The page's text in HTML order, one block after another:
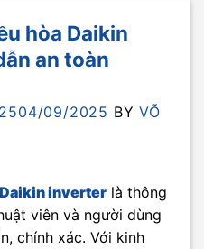
hòa Daikin
an toàn
04/09/2025 BYVÕ
Daikin inverter là thông
viên và người dùng
chính xác. Với kinh